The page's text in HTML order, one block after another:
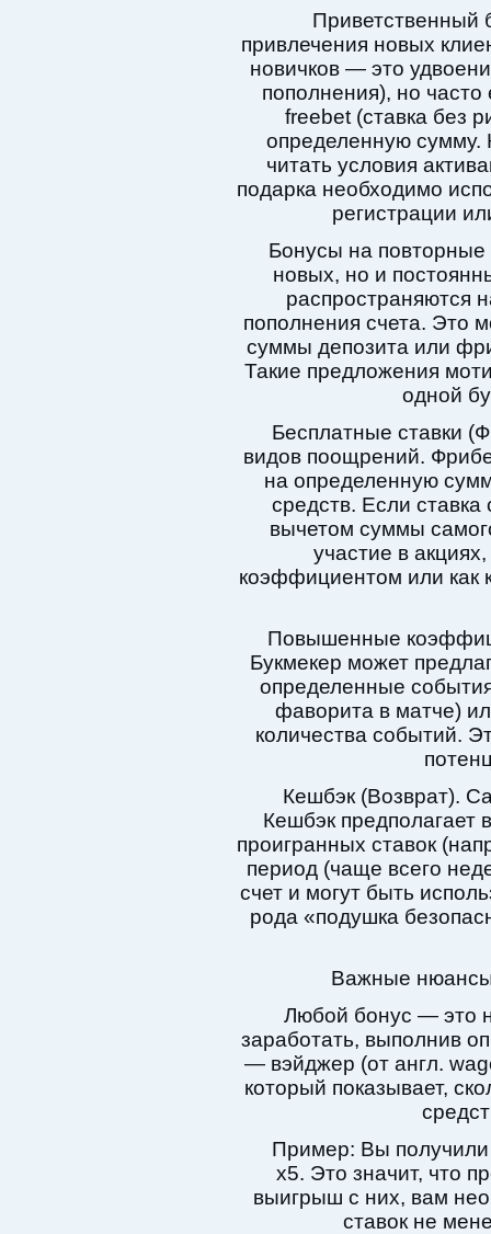
Приветственный
привлечения новых
новичков — это
пополнения), но
freebet (ставка без
определенную
читать условия
подарка необходимо
регистрации
Бонусы на повторные
новых, но и
распространяются
пополнения счета. Это
суммы депозита или
Такие предложения
одной
Бесплатные ставки
видов поощрений.
на определенную
средств. Если
вычетом суммы
участие в
коэффициентом или как
Повышенные
Букмекер может
определенные
фаворита в матче)
количества событий.
Кешбэк (Возврат).
Кешбэк предполагает
проигранных ставок
период (чаще всего
счет и могут быть
рода «подушка
Важные
Любой бонус — это
заработать, выполнив
— вэйджер (от англ.
который показывает,
Пример: Вы получили
х5. Это значит, что
выигрыш с них, вам
ставок не